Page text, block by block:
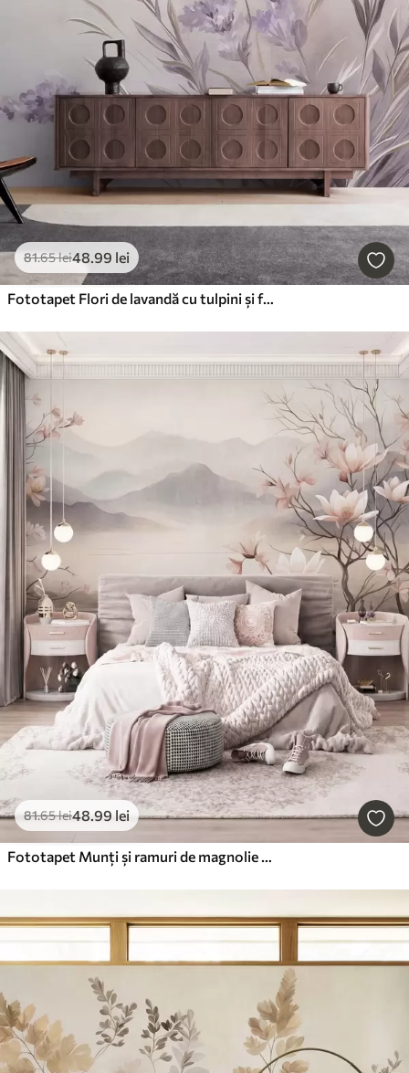
81.65lei48.99 lei
Fototapet Flori de lavandă cu tulpini și frunze lungi, o operă de artă cu textură delicată în nuanțe pastelate
81.65lei48.99 lei
Fototapet Munți și ramuri de magnolie roz înflorite, peisaj cu textură